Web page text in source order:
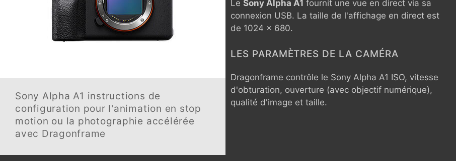
Sony Alpha A1 instructions de
configuration pour l'animation en stop
motion ou la photographie accélérée
avec Dragonframe
Le Sony Alpha A1 fournit une vue en direct via sa
connexion USB. La taille de l'affichage en direct est
de 1024 x 680.
LES PARAMÈTRES DE LA CAMÉRA
Dragonframe contrôle le Sony Alpha A1 ISO, vitesse
d'obturation, ouverture (avec objectif numérique),
qualité d'image et taille.